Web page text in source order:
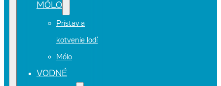
MÓLO
Prístav a
kotvenie lodí
Mólo
VODNÉ